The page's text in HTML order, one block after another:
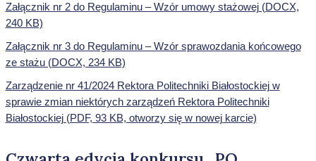
Załącznik nr 2 do Regulaminu – Wzór umowy stażowej (DOCX,
240 KB)
Załącznik nr 3 do Regulaminu – Wzór sprawozdania końcowego
ze stażu (DOCX, 234 KB)
Zarządzenie nr 41/2024 Rektora Politechniki Białostockiej w
sprawie zmian niektórych zarządzeń Rektora Politechniki
Białostockiej (PDF, 93 KB, otworzy się w nowej karcie)